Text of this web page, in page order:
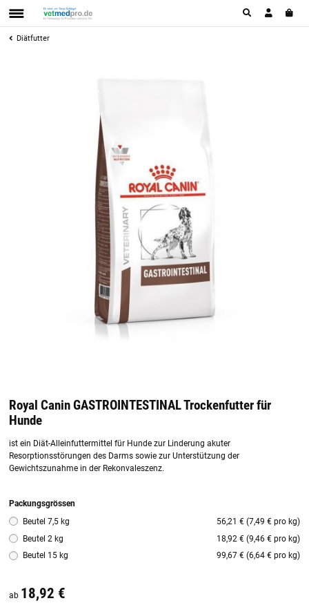
Diätfutter
Royal Canin GASTROINTESTINAL Trockenfutter für
Hunde
ist ein Diät-Alleinfuttermittel für Hunde zur Linderung akuter
Resorptionsstörungen des Darms sowie zur Unterstützung der
Gewichtszunahme in der Rekonvaleszenz.
Packungsgrössen
Beutel 7,5 kg
56,21 € (7,49 € pro kg)
Beutel 2 kg
18,92 € (9,46 € pro kg)
Beutel 15 kg
99,67 € (6,64 € pro kg)
ab 18,92 €